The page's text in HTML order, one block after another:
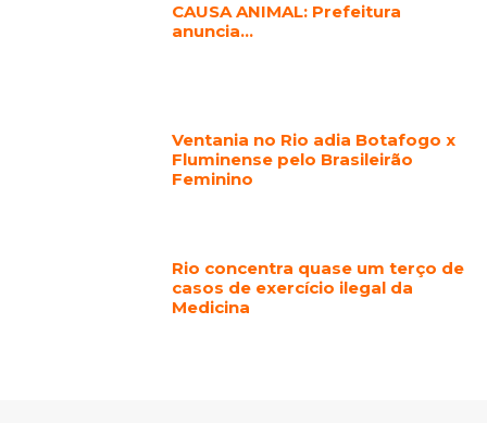
CAUSA ANIMAL: Prefeitura
anuncia…
Ventania no Rio adia Botafogo x
Fluminense pelo Brasileirão
Feminino
Rio concentra quase um terço de
casos de exercício ilegal da
Medicina